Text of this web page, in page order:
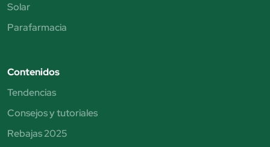
Solar
Parafarmacia
Contenidos
Tendencias
Consejos y tutoriales
Rebajas 2025